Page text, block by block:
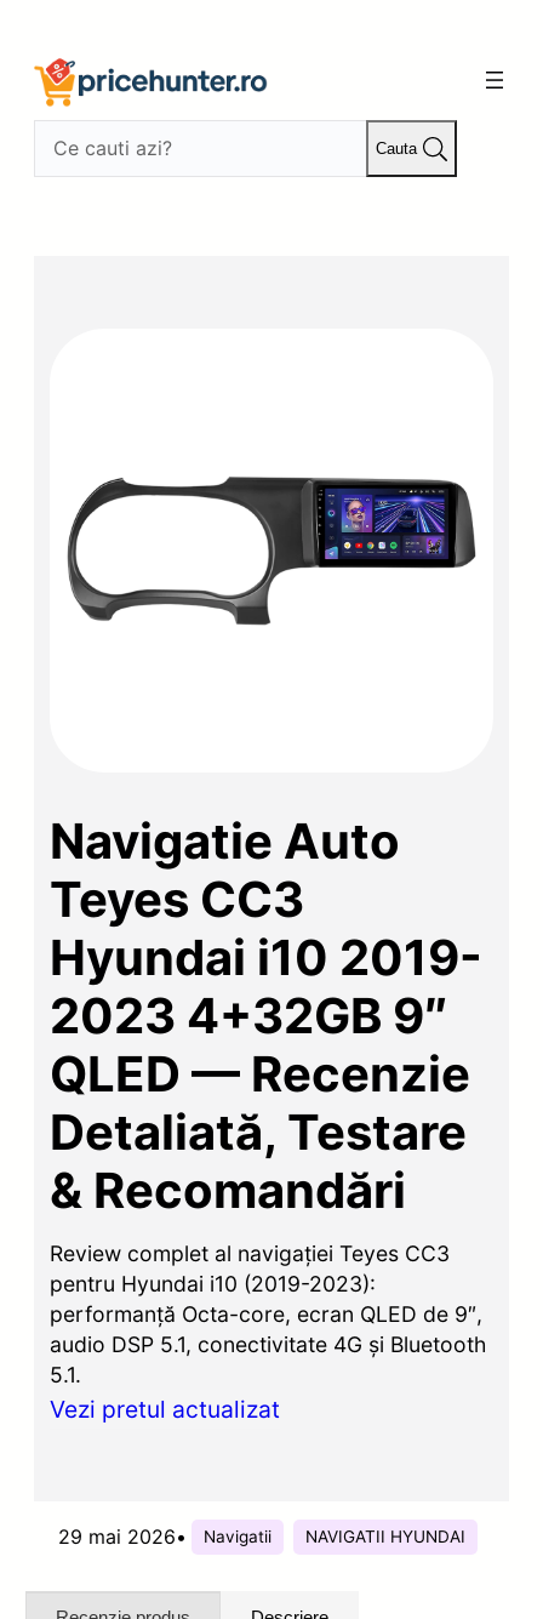
conținut
Cauta
Navigatie Auto
Teyes CC3
Hyundai i10 2019-
2023 4+32GB 9″
QLED — Recenzie
Detaliată, Testare
& Recomandări
Review complet al navigației Teyes CC3
pentru Hyundai i10 (2019-2023):
performanță Octa-core, ecran QLED de 9″,
audio DSP 5.1, conectivitate 4G și Bluetooth
5.1.
Vezi pretul actualizat
29 mai 2026• Navigatii NAVIGATII HYUNDAI